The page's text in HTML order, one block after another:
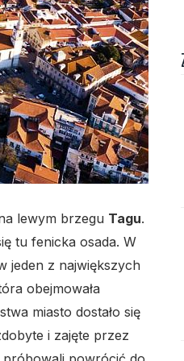
lewym brzegu Tagu.
tu fenicka osada. W
jeden z największych
obejmowała
miasto dostało się
i zajęte przez